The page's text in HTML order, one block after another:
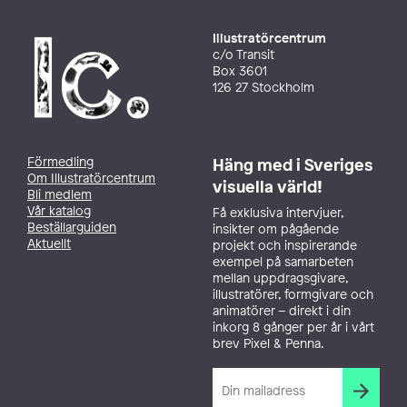
Illustratörcentrum
c/o Transit
Box 3601
126 27 Stockholm
Förmedling
Om Illustratörcentrum
Bli medlem
Vår katalog
Beställarguiden
Aktuellt
Häng med i Sveriges
visuella värld!
Få exklusiva intervjuer,
insikter om pågående
projekt och inspirerande
exempel på samarbeten
mellan uppdragsgivare,
illustratörer, formgivare och
animatörer – direkt i din
inkorg 8 gånger per år i vårt
brev Pixel & Penna.